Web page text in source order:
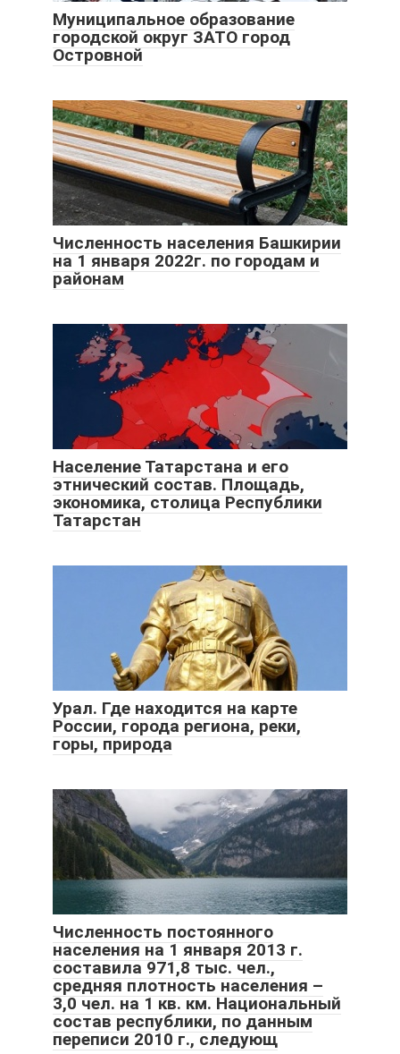
Муниципальное образование
городской округ ЗАТО город
Островной
Численность населения Башкирии
на 1 января 2022г. по городам и
районам
Население Татарстана и его
этнический состав. Площадь,
экономика, столица Республики
Татарстан
Урал. Где находится на карте
России, города региона, реки,
горы, природа
Численность постоянного
населения на 1 января 2013 г.
составила 971,8 тыс. чел.,
средняя плотность населения –
3,0 чел. на 1 кв. км. Национальный
состав республики, по данным
переписи 2010 г., следующ